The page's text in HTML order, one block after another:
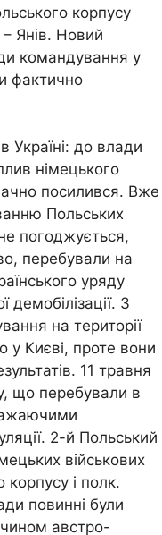
корпусу
– Янів. Новий
командування у
фактично
Україні: до влади
німецького
посилився. Вже
Польських
погоджується,
перебували на
уряду
З
на території
у Києві, проте вони
11 травня
що перебували в
2-й Польський
військових
і полк.
повинні були
австро-